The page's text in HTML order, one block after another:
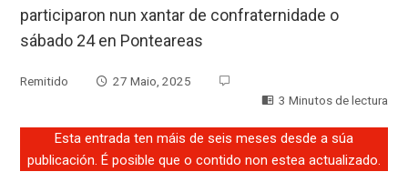
participaron nun xantar de confraternidade o
sábado 24 en Ponteareas
Remitido
27 Maio, 2025
3 Minutos de lectura
Esta entrada ten máis de seis meses desde a súa
publicación. É posible que o contido non estea actualizado.